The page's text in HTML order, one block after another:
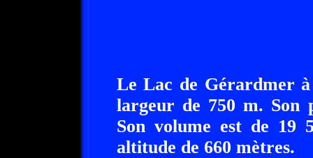
Le Lac de Gérardmer
largeur de 750 m. Son
Son volume est de 19
altitude de 660 mètres.